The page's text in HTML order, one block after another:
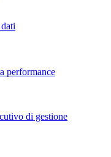
performance
di gestione